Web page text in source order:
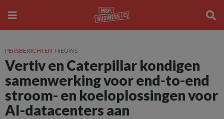
PERSBERICHTEN NIEUWS
Vertiv en Caterpillar kondigen
samenwerking voor end-to-end
stroom- en koeloplossingen voor
AI-datacenters aan